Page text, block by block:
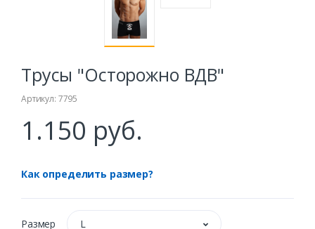
Трусы "Осторожно ВДВ"
Артикул: 7795
1.150 руб.
Как определить размер?
Размер L